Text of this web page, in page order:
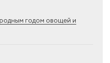
годом овощей и